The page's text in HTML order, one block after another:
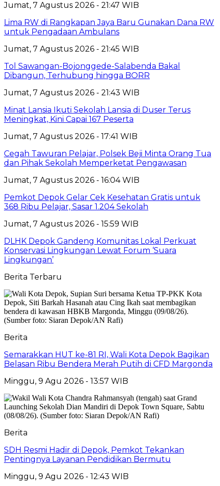
Jumat, 7 Agustus 2026 - 21:47 WIB
Lima RW di Rangkapan Jaya Baru Gunakan Dana RW
untuk Pengadaan Ambulans
Jumat, 7 Agustus 2026 - 21:45 WIB
Tol Sawangan-Bojonggede-Salabenda Bakal
Dibangun, Terhubung hingga BORR
Jumat, 7 Agustus 2026 - 21:43 WIB
Minat Lansia Ikuti Sekolah Lansia di Duser Terus
Meningkat, Kini Capai 167 Peserta
Jumat, 7 Agustus 2026 - 17:41 WIB
Cegah Tawuran Pelajar, Polsek Beji Minta Orang Tua
dan Pihak Sekolah Memperketat Pengawasan
Jumat, 7 Agustus 2026 - 16:04 WIB
Pemkot Depok Gelar Cek Kesehatan Gratis untuk
368 Ribu Pelajar, Sasar 1.204 Sekolah
Jumat, 7 Agustus 2026 - 15:59 WIB
DLHK Depok Gandeng Komunitas Lokal Perkuat
Konservasi Lingkungan Lewat Forum ‘Suara
Lingkungan’
Berita Terbaru
Berita
Semarakkan HUT ke-81 RI, Wali Kota Depok Bagikan
Belasan Ribu Bendera Merah Putih di CFD Margonda
Minggu, 9 Agu 2026 - 13:57 WIB
Berita
SDH Resmi Hadir di Depok, Pemkot Tekankan
Pentingnya Layanan Pendidikan Bermutu
Minggu, 9 Agu 2026 - 12:43 WIB